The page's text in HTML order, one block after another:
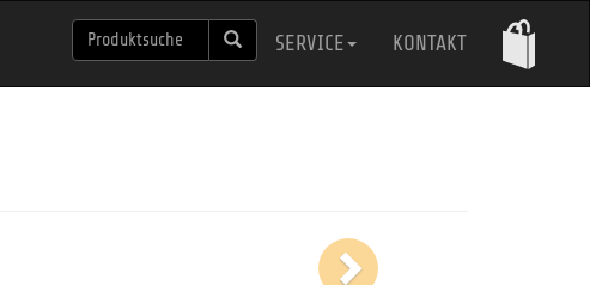
SERVICE KONTAKT
Next